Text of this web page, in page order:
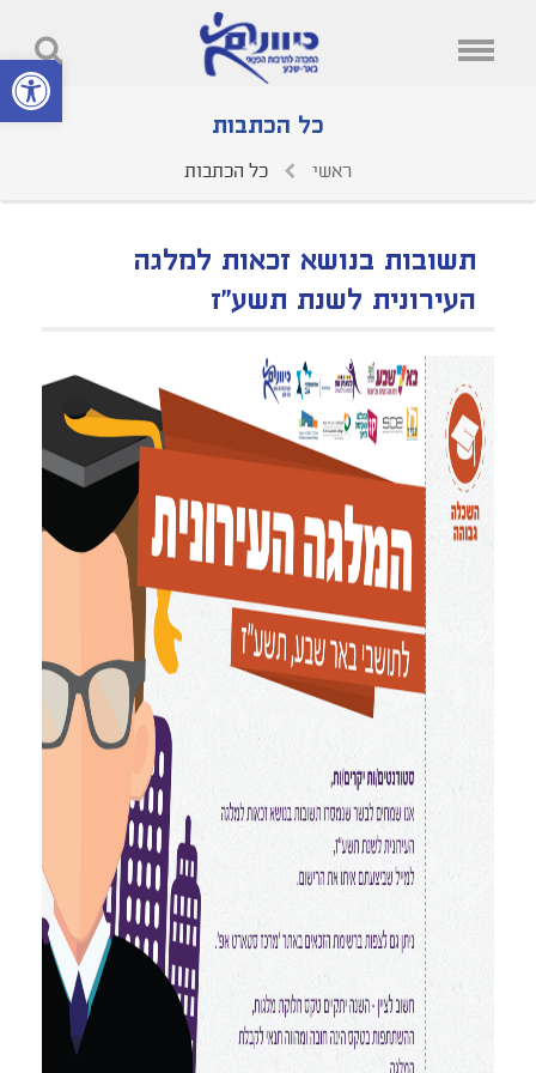
פתח סרגל
כל הכתבות
ראשי כל הכתבות
תשובות בנושא זכאות למלגה
העירונית לשנת תשע"ז